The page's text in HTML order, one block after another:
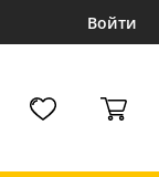
Войти